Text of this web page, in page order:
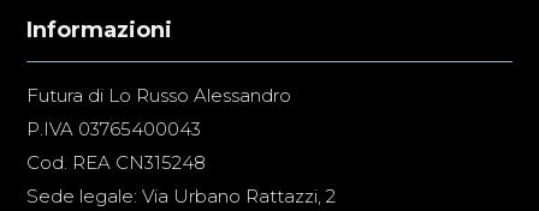
Informazioni
Futura di Lo Russo Alessandro
P.IVA 03765400043
Cod. REA CN315248
Sede legale: Via Urbano Rattazzi, 2